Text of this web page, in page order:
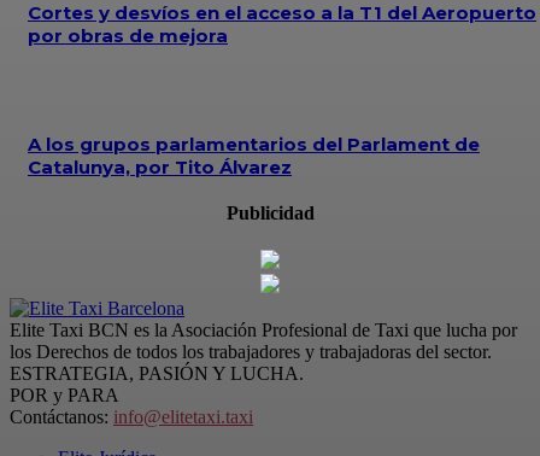
Cortes y desvíos en el acceso a la T1 del Aeropuerto
por obras de mejora
A los grupos parlamentarios del Parlament de
Catalunya, por Tito Álvarez
Publicidad
Elite Taxi BCN es la Asociación Profesional de Taxi que lucha por
los Derechos de todos los trabajadores y trabajadoras del sector.
ESTRATEGIA, PASIÓN Y LUCHA.
POR y PARA
Contáctanos: info@elitetaxi.taxi